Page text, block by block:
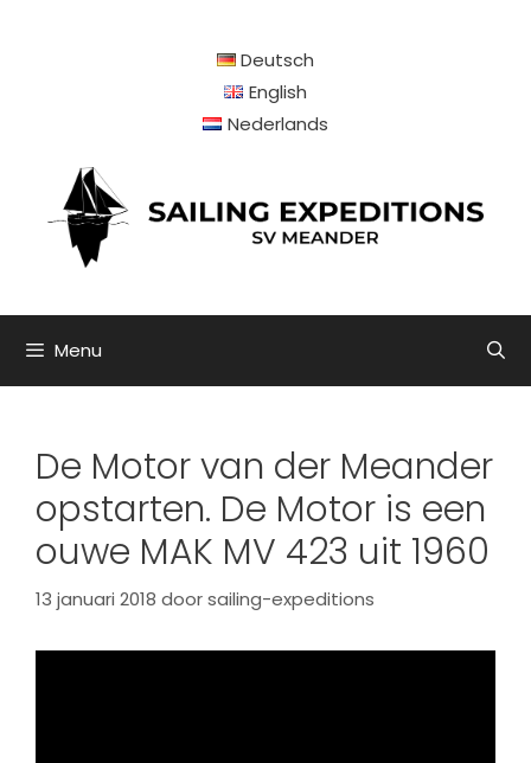
Deutsch
English
Nederlands
Menu
De Motor van der Meander
opstarten. De Motor is een
ouwe MAK MV 423 uit 1960
13 januari 2018 doorsailing-expeditions